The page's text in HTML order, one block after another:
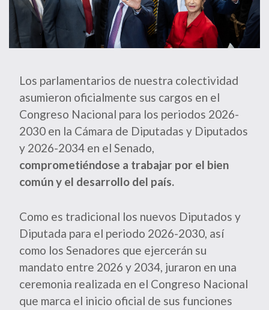
Los parlamentarios de nuestra colectividad
asumieron oficialmente sus cargos en el
Congreso Nacional para los periodos 2026-
2030 en la Cámara de Diputadas y Diputados
y 2026-2034 en el Senado,
comprometiéndose a trabajar por el bien
común y el desarrollo del país.
Como es tradicional los nuevos Diputados y
Diputada para el periodo 2026-2030, así
como los Senadores que ejercerán su
mandato entre 2026 y 2034, juraron en una
ceremonia realizada en el Congreso Nacional
que marca el inicio oficial de sus funciones